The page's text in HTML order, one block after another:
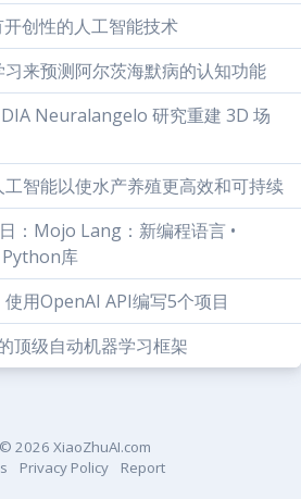
创性的人工智能技术
来预测阿尔茨海默病的认知功能
Neuralangelo 研究重建 3D 场
智能以使水产养殖更高效和可持续
：Mojo Lang：新编程语言 •
Python库
用OpenAI API编写5个项目
顶级自动机器学习框架
2026 XiaoZhuAI.com
Privacy Policy Report